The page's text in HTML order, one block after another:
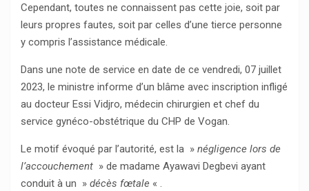
Cependant, toutes ne connaissent pas cette joie, soit par
leurs propres fautes, soit par celles d’une tierce personne
y compris l’assistance médicale.
Dans une note de service en date de ce vendredi, 07 juillet
2023, le ministre informe d’un blâme avec inscription infligé
au docteur Essi Vidjro, médecin chirurgien et chef du
service gynéco-obstétrique du CHP de Vogan.
Le motif évoqué par l’autorité, est la » négligence lors de
l’accouchement » de madame Ayawavi Degbevi ayant
conduit à un » décès fœtale « .